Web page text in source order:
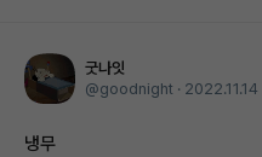
굿나잇
@goodnight · 2022.11.14
냉무